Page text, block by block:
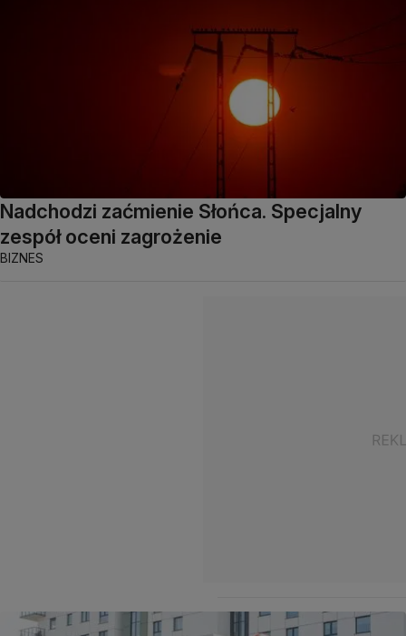
Nadchodzi zaćmienie Słońca. Specjalny
zespół oceni zagrożenie
BIZNES